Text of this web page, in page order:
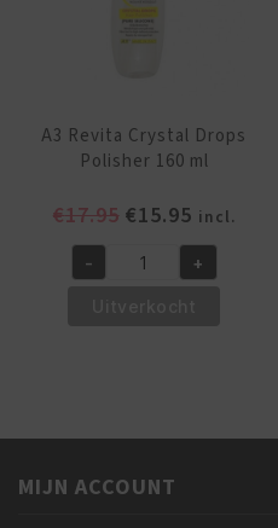
A3 Revita Crystal Drops
Polisher 160 ml
€17.95 Oorspronkelijke
was:
€15.95Huidige
prijs
is:
incl.
A3
aantal
- +
MIJN ACCOUNT